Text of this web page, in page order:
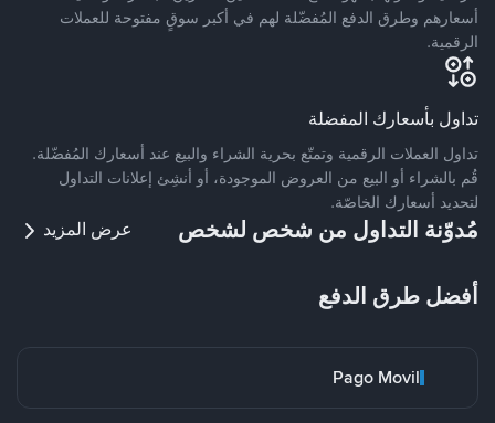
أسعارهم وطرق الدفع المُفضّلة لهم في أكبر سوقٍ مفتوحة للعملات
الرقمية.
تداول بأسعارك المفضلة
تداول العملات الرقمية وتمتّع بحرية الشراء والبيع عند أسعارك المُفضّلة.
قُم بالشراء أو البيع من العروض الموجودة، أو أنشِئ إعلانات التداول
لتحديد أسعارك الخاصّة.
مُدوّنة التداول من شخص لشخص عرض المزيد
أفضل طرق الدفع
Pago Movil